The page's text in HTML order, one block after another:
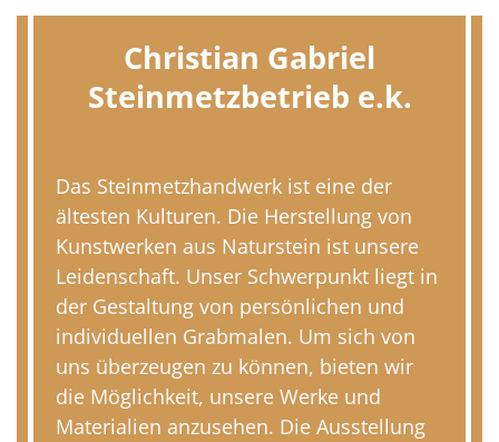
Christian Gabriel
Steinmetzbetrieb e.k.
Das Steinmetzhandwerk ist eine der
ältesten Kulturen. Die Herstellung von
Kunstwerken aus Naturstein ist unsere
Leidenschaft. Unser Schwerpunkt liegt in
der Gestaltung von persönlichen und
individuellen Grabmalen. Um sich von
uns überzeugen zu können, bieten wir
die Möglichkeit, unsere Werke und
Materialien anzusehen. Die Ausstellung